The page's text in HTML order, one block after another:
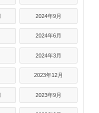
2024年9月
2024年6月
2024年3月
2023年12月
2023年9月